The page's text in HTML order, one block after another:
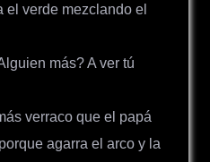
el verde mezclando el
más? A ver tú
verraco que el papá
agarra el arco y la